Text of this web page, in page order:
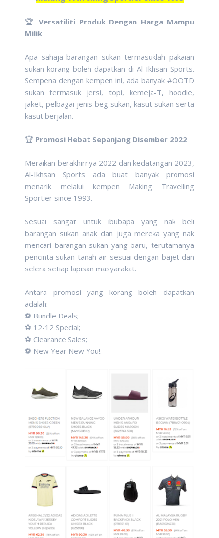
🏆 Versatiliti Produk Dengan Harga Mampu
Milik
Apa sahaja barangan sukan termasuklah pakaian
sukan korang boleh dapatkan di Al-Ikhsan Sports.
Sempena dengan kempen ini, ada banyak #OOTD
sukan termasuk jersi, topi, kemeja-T, hoodie,
jaket, pelbagai jenis beg sukan, kasut sukan serta
kasut berjalan.
🏆 Promosi Hebat Sepanjang Disember 2022
Meraikan berakhirnya 2022 dan kedatangan 2023,
Al-Ikhsan Sports ada buat banyak promosi
menarik melalui kempen Making Travelling
Sportier since 1993.
Sesuai sangat untuk ibubapa yang nak beli
barangan sukan anak dan juga mereka yang nak
mencari barangan sukan yang baru, terutamanya
pencinta sukan tanah air sesuai dengan bajet dan
selera setiap lapisan masyarakat.
Antara promosi yang korang boleh dapatkan
adalah:
⚽ Bundle Deals;
⚽ 12-12 Special;
⚽ Clearance Sales;
⚽ New Year New You!.